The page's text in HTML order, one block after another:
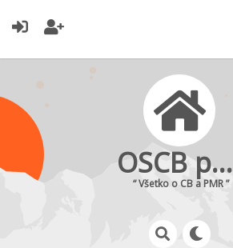
OSCB portál
“ Všetko o CB a PMR ”